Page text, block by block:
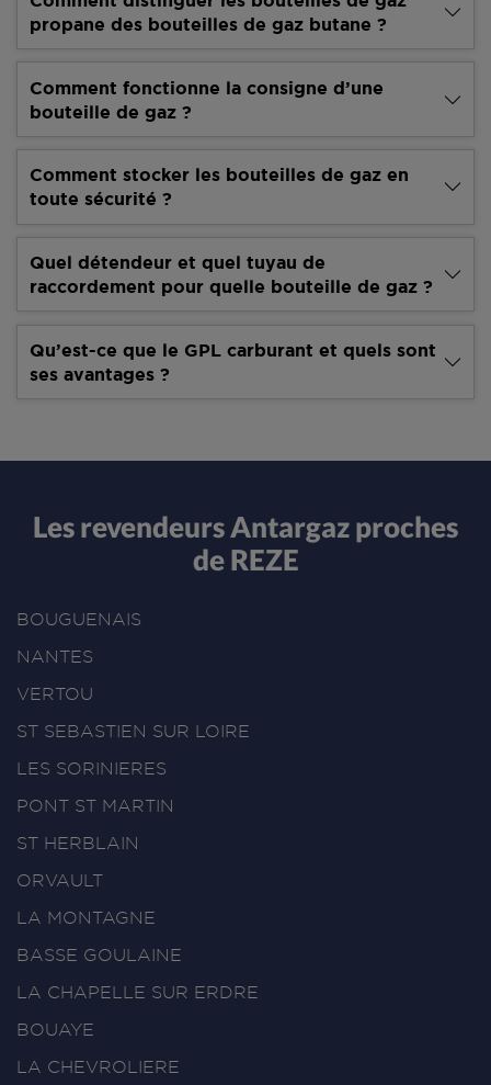
propane des bouteilles de gaz butane ?
Comment fonctionne la consigne d’une
bouteille de gaz ?
Comment stocker les bouteilles de gaz en
toute sécurité ?
Quel détendeur et quel tuyau de
raccordement pour quelle bouteille de gaz ?
Qu’est-ce que le GPL carburant et quels sont
ses avantages ?
Les revendeurs Antargaz proches
de REZE
BOUGUENAIS
NANTES
VERTOU
ST SEBASTIEN SUR LOIRE
LES SORINIERES
PONT ST MARTIN
ST HERBLAIN
ORVAULT
LA MONTAGNE
BASSE GOULAINE
LA CHAPELLE SUR ERDRE
BOUAYE
LA CHEVROLIERE